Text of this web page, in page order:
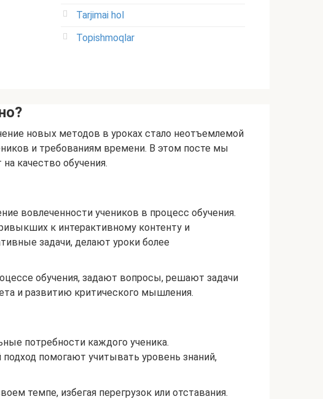
Tarjimai hol
Topishmoqlar
новых методов в уроках стало неотъемлемой
и требованиям времени. В этом посте мы
качество обучения.
вовлеченности учеников в процесс обучения.
к интерактивному контенту и
задачи, делают уроки более
обучения, задают вопросы, решают задачи
и развитию критического мышления.
потребности каждого ученика.
помогают учитывать уровень знаний,
темпе, избегая перегрузок или отставания.